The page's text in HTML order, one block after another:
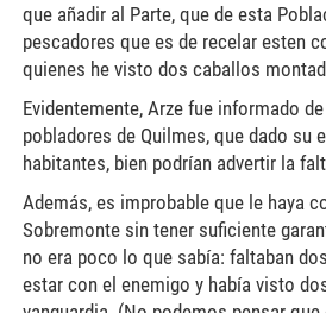
que añadir al Parte, que de esta
pescadores que es de recelar esten
quienes he visto dos caballos
Evidentemente, Arze fue informado
pobladores de Quilmes, que dado su
habitantes, bien podrían advertir la
Además, es improbable que le haya
Sobremonte sin tener suficiente
no era poco lo que sabía: faltaban
estar con el enemigo y había visto